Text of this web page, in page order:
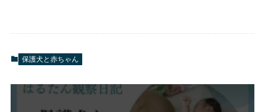
保護犬と赤ちゃん